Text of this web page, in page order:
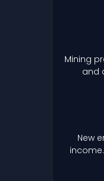
Mining
and
New